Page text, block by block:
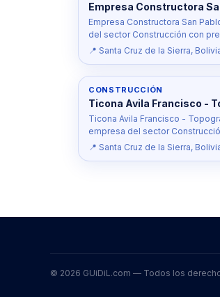
Empresa Constructora
Empresa Constructora San
del sector Construcción con
📍 Santa Cruz de la Sierra,
CONSTRUCCIÓN
Ticona Avila Francisco -
Ticona Avila Francisco -
empresa del sector
📍 Santa Cruz de la Sierra,
© 2026 GUiDiL.com — Todos los